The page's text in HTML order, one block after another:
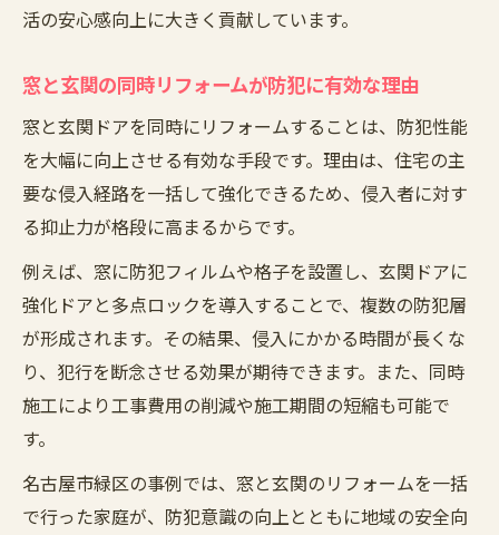
活の安心感向上に大きく貢献しています。
窓と玄関の同時リフォームが防犯に有効な理由
窓と玄関ドアを同時にリフォームすることは、防犯性能
を大幅に向上させる有効な手段です。理由は、住宅の主
要な侵入経路を一括して強化できるため、侵入者に対す
る抑止力が格段に高まるからです。
例えば、窓に防犯フィルムや格子を設置し、玄関ドアに
強化ドアと多点ロックを導入することで、複数の防犯層
が形成されます。その結果、侵入にかかる時間が長くな
り、犯行を断念させる効果が期待できます。また、同時
施工により工事費用の削減や施工期間の短縮も可能で
す。
名古屋市緑区の事例では、窓と玄関のリフォームを一括
で行った家庭が、防犯意識の向上とともに地域の安全向